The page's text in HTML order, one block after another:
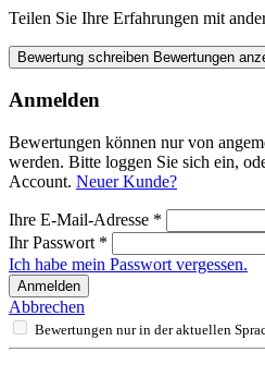
Teilen Sie Ihre Erfahrungen mit
Bewertung schreiben Bewertungen
Anmelden
Bewertungen können nur von
werden. Bitte loggen Sie sich ein,
Account. Neuer Kunde?
Ihre E-Mail-Adresse *
Ihr Passwort *
Ich habe mein Passwort vergessen.
Anmelden
Abbrechen
Bewertungen nur in der aktuellen